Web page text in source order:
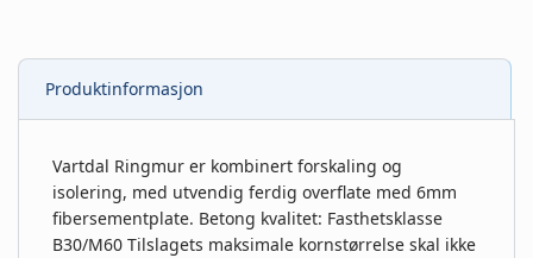
Produktinformasjon
Vartdal Ringmur er kombinert forskaling og
isolering, med utvendig ferdig overflate med 6mm
fibersementplate. Betong kvalitet: Fasthetsklasse
B30/M60 Tilslagets maksimale kornstørrelse skal ikke